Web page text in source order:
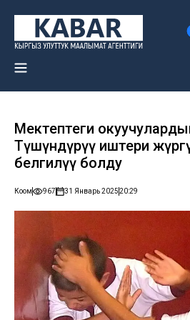
Мектептеги
Түшүндүрүү иштери
белгилүү болду
Коом 967 31 Январь 202520:29